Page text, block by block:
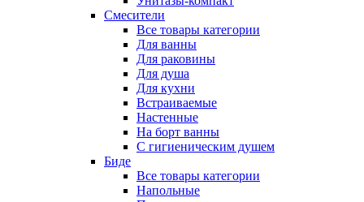
Смесители
Все товары категории
Для ванны
Для раковины
Для душа
Для кухни
Встраиваемые
Настенные
На борт ванны
С гигиеническим душем
Биде
Все товары категории
Напольные